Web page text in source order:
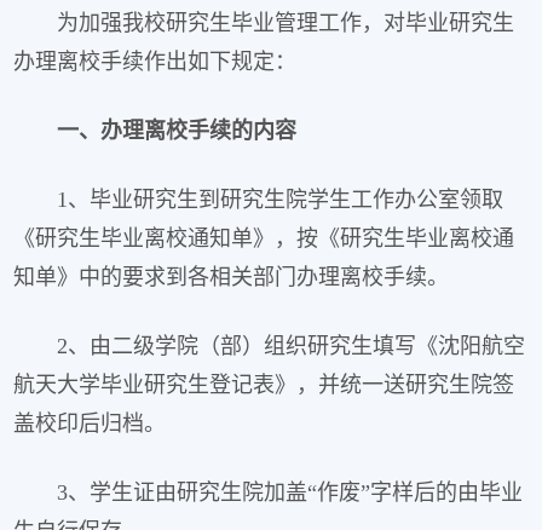
为加强我校研究生毕业管理工作，对毕业研究生
办理离校手续作出如下规定：
一、办理离校手续的内容
1、毕业研究生到研究生院学生工作办公室领取
《研究生毕业离校通知单》，按《研究生毕业离校通
知单》中的要求到各相关部门办理离校手续。
2、由二级学院（部）组织研究生填写《沈阳航空
航天大学毕业研究生登记表》，并统一送研究生院签
盖校印后归档。
3、学生证由研究生院加盖“作废”字样后的由毕业